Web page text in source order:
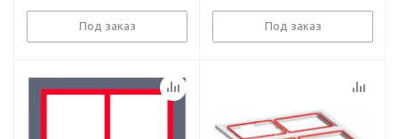
Под заказ Под заказ